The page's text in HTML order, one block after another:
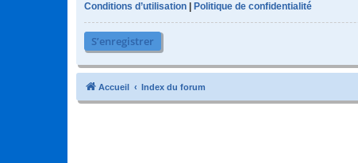
Conditions d’utilisation
Politique de confidentialité
S’enregistrer
Accueil Index du forum